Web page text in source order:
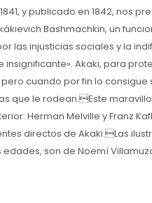
y publicado en 1842, nos
Bashmachkin, un
las injusticias sociales y la
insignificante». Akaki, para
cuando por fin lo
que le rodean.Este
Herman Melville y Franz
directos de Akaki.Las
son de Noemí